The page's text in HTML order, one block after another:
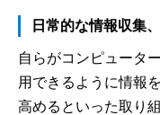
日常的な情報収集
自らがコンピュータ
用できるように情報
高めるといった取り